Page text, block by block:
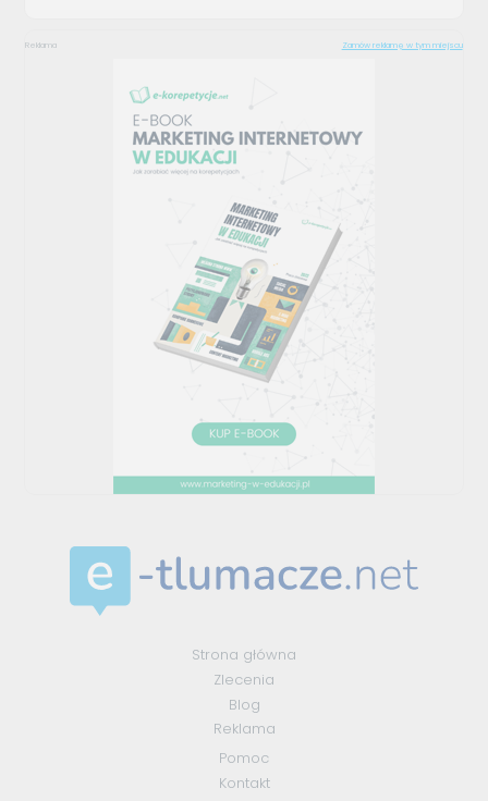
Reklama Zamów reklamę w tym miejscu
Strona główna
Zlecenia
Blog
Reklama
Pomoc
Kontakt